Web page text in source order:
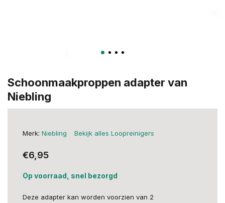
Schoonmaakproppen adapter van
Niebling
Merk: Niebling Bekijk alles Loopreinigers
€6,95
Op voorraad, snel bezorgd
Deze adapter kan worden voorzien van 2